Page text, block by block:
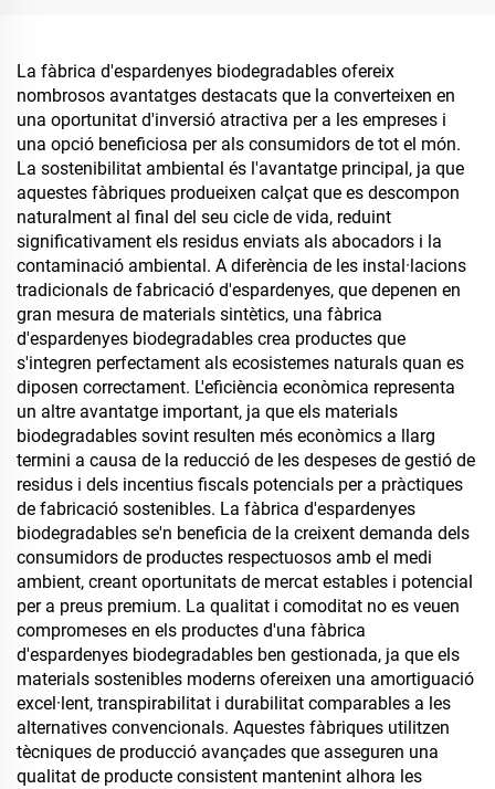
La fàbrica d'espardenyes biodegradables ofereix
nombrosos avantatges destacats que la converteixen en
una oportunitat d'inversió atractiva per a les empreses i
una opció beneficiosa per als consumidors de tot el món.
La sostenibilitat ambiental és l'avantatge principal, ja que
aquestes fàbriques produeixen calçat que es descompon
naturalment al final del seu cicle de vida, reduint
significativament els residus enviats als abocadors i la
contaminació ambiental. A diferència de les instal·lacions
tradicionals de fabricació d'espardenyes, que depenen en
gran mesura de materials sintètics, una fàbrica
d'espardenyes biodegradables crea productes que
s'integren perfectament als ecosistemes naturals quan es
diposen correctament. L'eficiència econòmica representa
un altre avantatge important, ja que els materials
biodegradables sovint resulten més econòmics a llarg
termini a causa de la reducció de les despeses de gestió de
residus i dels incentius fiscals potencials per a pràctiques
de fabricació sostenibles. La fàbrica d'espardenyes
biodegradables se'n beneficia de la creixent demanda dels
consumidors de productes respectuosos amb el medi
ambient, creant oportunitats de mercat estables i potencial
per a preus premium. La qualitat i comoditat no es veuen
compromeses en els productes d'una fàbrica
d'espardenyes biodegradables ben gestionada, ja que els
materials sostenibles moderns ofereixen una amortiguació
excel·lent, transpirabilitat i durabilitat comparables a les
alternatives convencionals. Aquestes fàbriques utilitzen
tècniques de producció avançades que asseguren una
qualitat de producte consistent mantenint alhora les